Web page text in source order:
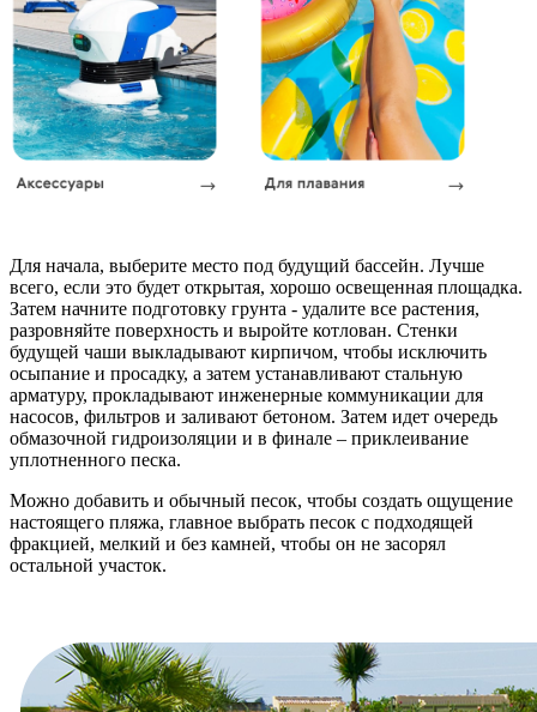
Для начала, выберите место под будущий бассейн. Лучше
всего, если это будет открытая, хорошо освещенная площадка.
Затем начните подготовку грунта - удалите все растения,
разровняйте поверхность и выройте котлован. Стенки
будущей чаши выкладывают кирпичом, чтобы исключить
осыпание и просадку, а затем устанавливают стальную
арматуру, прокладывают инженерные коммуникации для
насосов, фильтров и заливают бетоном. Затем идет очередь
обмазочной гидроизоляции и в финале – приклеивание
уплотненного песка.
Можно добавить и обычный песок, чтобы создать ощущение
настоящего пляжа, главное выбрать песок с подходящей
фракцией, мелкий и без камней, чтобы он не засорял
остальной участок.